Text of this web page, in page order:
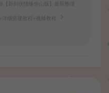
【新剑侠情缘华山版】最新整理
详细搭建教程+视频教程